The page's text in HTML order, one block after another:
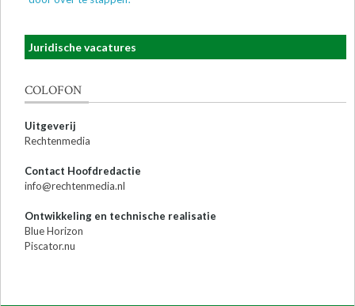
Juridische vacatures
COLOFON
Uitgeverij
Rechtenmedia
Contact Hoofdredactie
info@rechtenmedia.nl
Ontwikkeling en technische realisatie
Blue Horizon
Piscator.nu